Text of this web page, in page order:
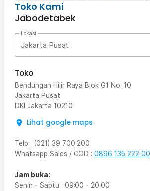
Toko Kami
Jabodetabek
Lokasi
Jakarta Pusat
Toko
Bendungan Hilir Raya Blok G1 No. 10
Jakarta Pusat
DKI Jakarta 10210
Lihat google maps
Telp : (021) 39 700 200
Whatsapp Sales / COD : 0896 135 222 00
Jam buka:
Senin - Sabtu : 09:00 - 20:00